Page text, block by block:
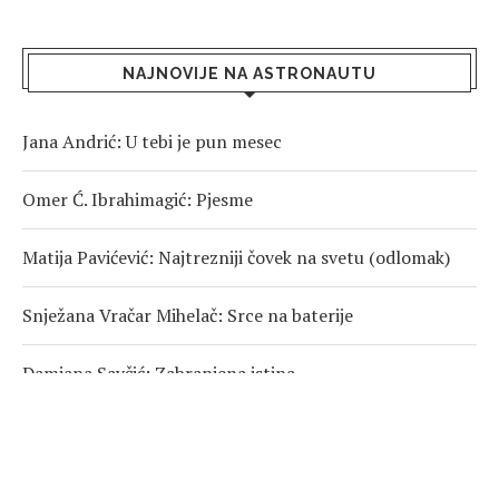
NAJNOVIJE NA ASTRONAUTU
Jana Andrić: U tebi je pun mesec
Omer Ć. Ibrahimagić: Pjesme
Matija Pavićević: Najtrezniji čovek na svetu (odlomak)
Snježana Vračar Mihelač: Srce na baterije
Damjana Savčić: Zabranjena istina